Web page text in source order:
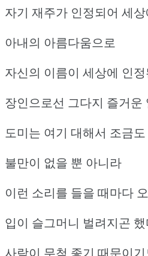
자기 재주가 인정되어 세
아내의 아름다움으로
자신의 이름이 세상에 인
장인으로선 그다지 즐거운
도미는 여기 대해서 조금
불만이 없을 뿐 아니라
이런 소리를 들을 때마다
입이 슬그머니 벌려지곤
사람이 무척 좋기 때문이